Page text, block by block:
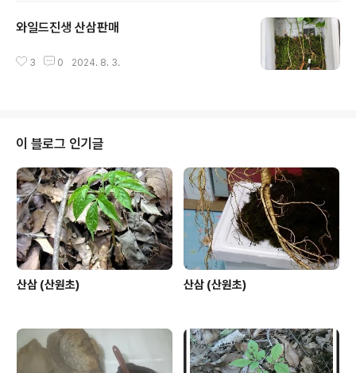
와일드진생 산삼판매
3 0 2024. 8. 3.
이 블로그 인기글
산삼 (산원초) 산삼 (산원초)